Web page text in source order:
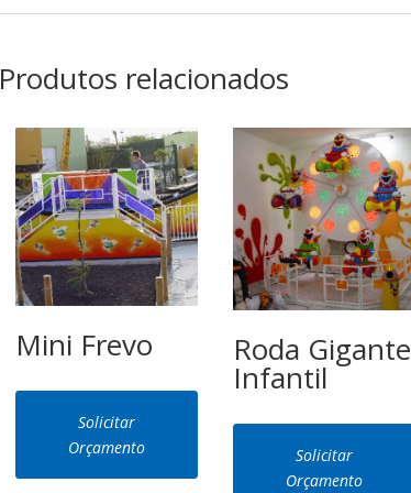
Produtos relacionados
Mini Frevo
Solicitar
Orçamento
Roda Gigante
Infantil
Solicitar
Orçamento